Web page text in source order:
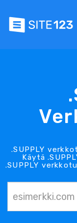
.SUPPLY
Käytä
.SUPPLY